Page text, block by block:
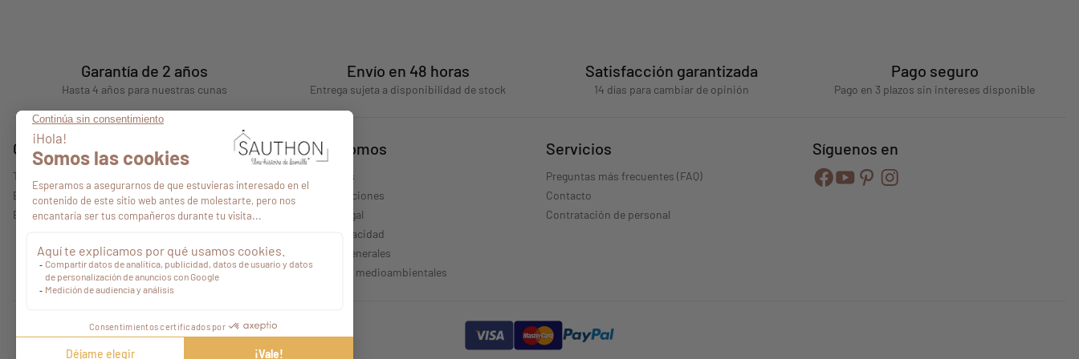
Garantía de 2 años
Hasta 4 años para nuestras cunas
Envío en 48 horas
Entrega sujeta a disponibilidad de stock
Satisfacción garantizada
14 días para cambiar de opinión
Pago seguro
Pago en 3 plazos sin intereses disponible
Consejos
Todos nuestros consejos
Encontrar un punto de venta
Espacio profesional
Quiénes somos
Quiénes somos
Nuestras colecciones
Información legal
Política de privacidad
Condiciones generales
Características medioambientales
Servicios
Preguntas más frecuentes (FAQ)
Contacto
Contratación de personal
Síguenos en